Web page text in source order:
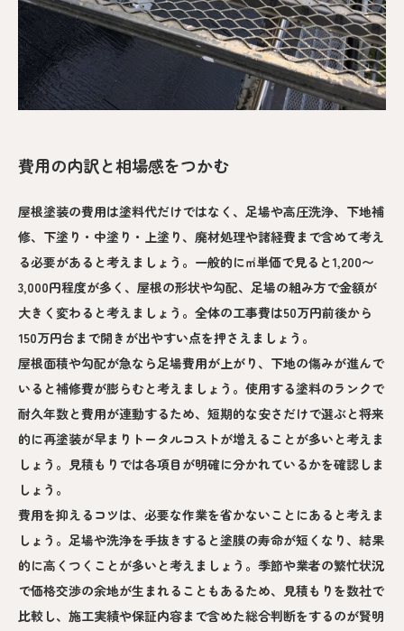
費用の内訳と相場感をつかむ
屋根塗装の費用は塗料代だけではなく、足場や高圧洗浄、下地補
修、下塗り・中塗り・上塗り、廃材処理や諸経費まで含めて考え
る必要があると考えましょう。一般的に㎡単価で見ると1,200〜
3,000円程度が多く、屋根の形状や勾配、足場の組み方で金額が
大きく変わると考えましょう。全体の工事費は50万円前後から
150万円台まで開きが出やすい点を押さえましょう。
屋根面積や勾配が急なら足場費用が上がり、下地の傷みが進んで
いると補修費が膨らむと考えましょう。使用する塗料のランクで
耐久年数と費用が連動するため、短期的な安さだけで選ぶと将来
的に再塗装が早まりトータルコストが増えることが多いと考えま
しょう。見積もりでは各項目が明確に分かれているかを確認しま
しょう。
費用を抑えるコツは、必要な作業を省かないことにあると考えま
しょう。足場や洗浄を手抜きすると塗膜の寿命が短くなり、結果
的に高くつくことが多いと考えましょう。季節や業者の繁忙状況
で価格交渉の余地が生まれることもあるため、見積もりを数社で
比較し、施工実績や保証内容まで含めた総合判断をするのが賢明